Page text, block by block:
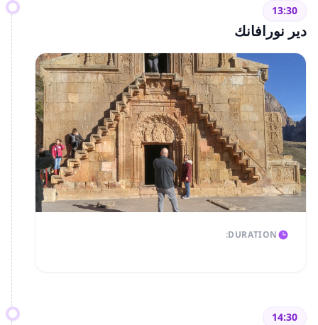
13:30
دير نورافانك
DURATION:
14:30